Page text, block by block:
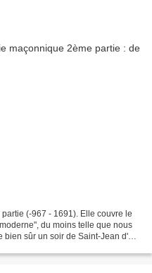
(-967 - 1691). Elle couvre le
du moins telle que nous
sûr un soir de Saint-Jean d'été